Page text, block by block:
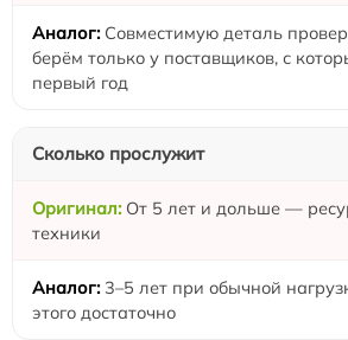
Совместимую деталь
берём только у поставщиков, с
первый год
Сколько прослужит
От 5 лет и дольше —
техники
3–5 лет при обычной
этого достаточно